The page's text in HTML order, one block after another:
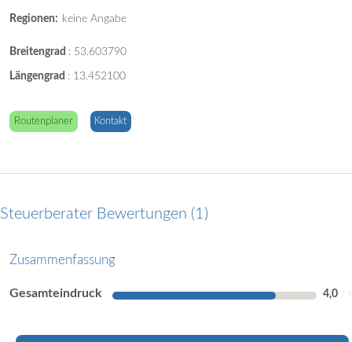
Regionen: keine Angabe
Breitengrad : 53.603790
Längengrad : 13.452100
Routenplaner Kontakt
Steuerberater Bewertungen 1
Zusammenfassung
Gesamteindruck 4,0